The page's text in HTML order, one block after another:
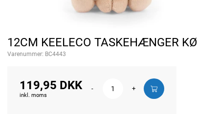
12CM KEELECO TASKEHÆNGER KØ
Varenummer: BC4443
119,95 DKK
inkl. moms
- +